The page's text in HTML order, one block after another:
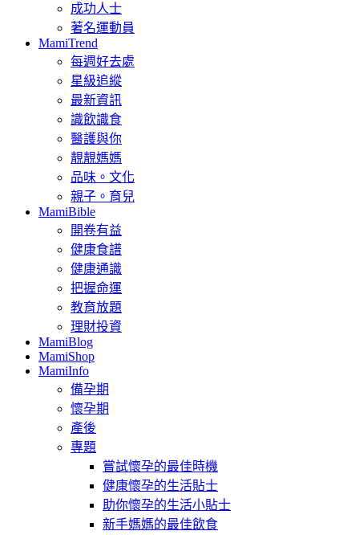
成功人士
著名運動員
MamiTrend
每週好去處
星級追縱
最新資訊
識飲識食
醫護與你
靚靚媽媽
品味。文化
親子。育兒
MamiBible
開卷有益
健康食譜
健康通識
把握命運
教育放題
理財投資
MamiBlog
MamiShop
MamiInfo
備孕期
懷孕期
產後
專題
嘗試懷孕的最佳時機
健康懷孕的生活貼士
助你懷孕的生活小貼士
新手媽媽的最佳飲食